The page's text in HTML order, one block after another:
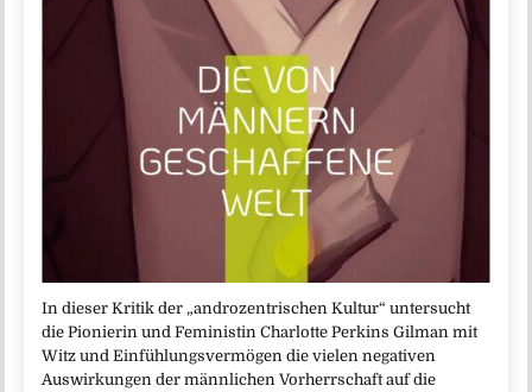
In dieser Kritik der „androzentrischen Kultur“ untersucht
die Pionierin und Feministin Charlotte Perkins Gilman mit
Witz und Einfühlungsvermögen die vielen negativen
Auswirkungen der männlichen Vorherrschaft auf die